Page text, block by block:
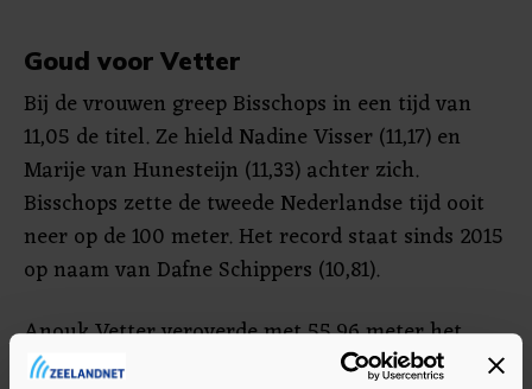
Goud voor Vetter
Bij de vrouwen greep Bisschops in een tijd van
11,05 de titel. Ze hield Nadine Visser (11,17) en
Marije van Hunesteijn (11,33) achter zich.
Bisschops zette de tweede Nederlandse tijd ooit
neer op de 100 meter. Het record staat sinds 2015
op naam van Dafne Schippers (10,81).
Anouk Vetter veroverde met 55,96 meter het
goud bij het speerwerpen.